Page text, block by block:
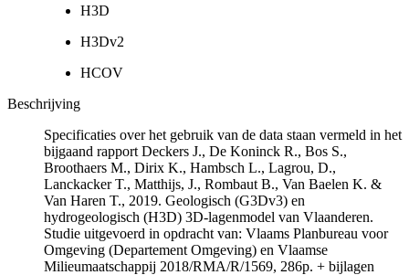
H3D
H3Dv2
HCOV
Beschrijving
Specificaties over het gebruik van de data staan vermeld in het
bijgaand rapport Deckers J., De Koninck R., Bos S.,
Broothaers M., Dirix K., Hambsch L., Lagrou, D.,
Lanckacker T., Matthijs, J., Rombaut B., Van Baelen K. &
Van Haren T., 2019. Geologisch (G3Dv3) en
hydrogeologisch (H3D) 3D-lagenmodel van Vlaanderen.
Studie uitgevoerd in opdracht van: Vlaams Planbureau voor
Omgeving (Departement Omgeving) en Vlaamse
Milieumaatschappij 2018/RMA/R/1569, 286p. + bijlagen